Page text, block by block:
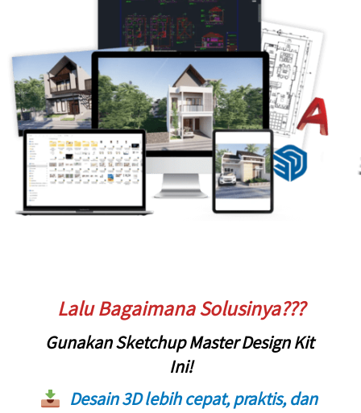
Lalu Bagaimana Solusinya???
Gunakan Sketchup Master Design Kit
Ini!
Desain 3D lebih cepat, praktis, dan